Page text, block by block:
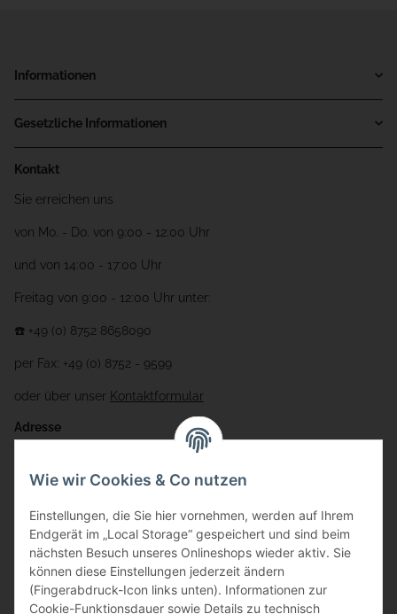
Informationen
Gesetzliche Informationen
Kontakt
Sie erreichen uns
von Mo. - Do. von 9:00 - 12:00 Uhr
und von 14:00 - 17:00 Uhr
Freitag von 9:00 - 12:00 Uhr unter:
☎️ +49 (0) 8752 8658090
per Fax: +49 (0) 8752 - 9599
oder über unser Kontaktformular
Adresse
Gewerbering 17
84072 Au i.d. Hallertau
info@bauer-tore.de
Wie wir Cookies & Co nutzen
Einstellungen, die Sie hier vornehmen, werden auf Ihrem
Endgerät im „Local Storage“ gespeichert und sind beim
nächsten Besuch unseres Onlineshops wieder aktiv. Sie
können diese Einstellungen jederzeit ändern
(Fingerabdruck-Icon links unten). Informationen zur
Cookie-Funktionsdauer sowie Details zu technisch